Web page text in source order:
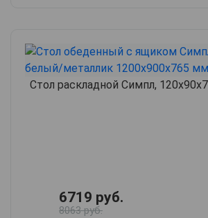
Стол раскладной Симпл,
6719 руб.
8063 руб.